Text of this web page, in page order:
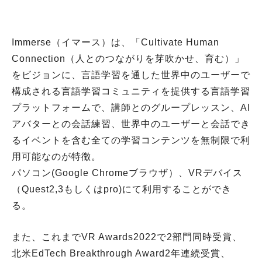
Immerse（イマース）は、「Cultivate Human
Connection（人とのつながりを芽吹かせ、育む）」
をビジョンに、言語学習を通した世界中のユーザーで
構成される言語学習コミュニティを提供する言語学習
プラットフォームで、講師とのグループレッスン、AI
アバターとの会話練習、世界中のユーザーと会話でき
るイベントを含む全ての学習コンテンツを無制限で利
用可能なのが特徴。
パソコン(Google Chromeブラウザ）、VRデバイス
（Quest2,3もしくはpro)にて利用することができ
る。
また、これまでVR Awards2022で2部門同時受賞、
北米EdTech Breakthrough Award2年連続受賞、